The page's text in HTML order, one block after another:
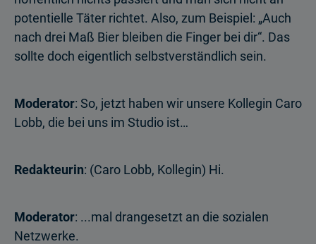
potentielle Täter richtet. Also, zum Beispiel: „Auch
nach drei Maß Bier bleiben die Finger bei dir“. Das
sollte doch eigentlich selbstverständlich sein.
Moderator: So, jetzt haben wir unsere Kollegin Caro
Lobb, die bei uns im Studio ist…
Redakteurin: (Caro Lobb, Kollegin) Hi.
Moderator: ...mal drangesetzt an die sozialen
Netzwerke.